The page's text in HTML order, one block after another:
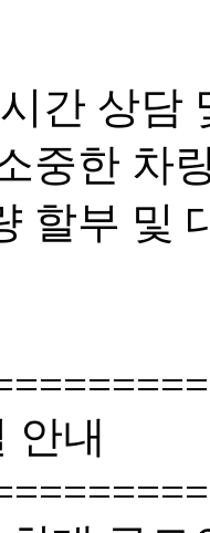
간 상담
중한 차
할부 및
안내